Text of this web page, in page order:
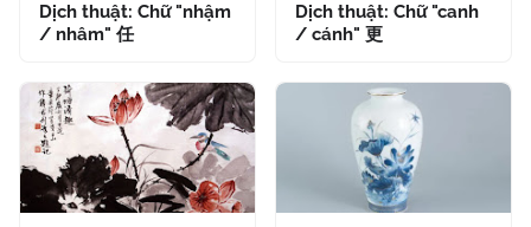
Dịch thuật: Chữ "nhậm
/ nhâm" 任
Dịch thuật: Chữ "canh
/ cánh" 更